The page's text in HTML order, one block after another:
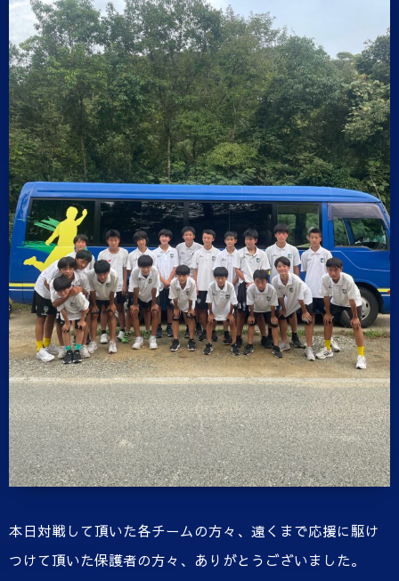
本日対戦して頂いた各チームの方々、遠くまで応援に駆け
つけて頂いた保護者の方々、ありがとうございました。